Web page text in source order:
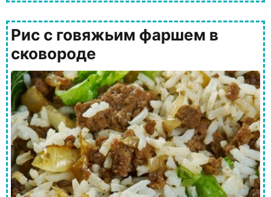
Рис с говяжьим фаршем в
сковороде